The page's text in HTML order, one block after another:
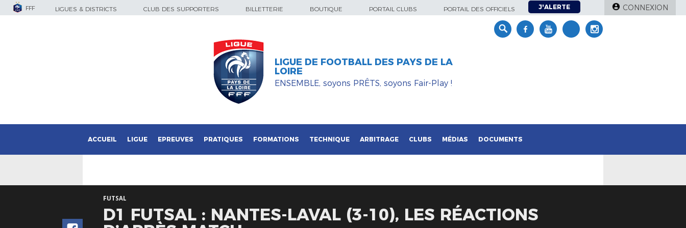
FFF LIGUES & DISTRICTS CLUB DES SUPPORTERS BILLETTERIE BOUTIQUE PORTAIL CLUBS PORTAIL DES OFFICIELS J'ALERTE CONNEXION
LIGUE DE FOOTBALL DES PAYS DE LA
LOIRE
ENSEMBLE, soyons PRÊTS, soyons Fair-Play !
ACCUEIL LIGUE EPREUVES PRATIQUES FORMATIONS TECHNIQUE ARBITRAGE CLUBS MÉDIAS DOCUMENTS
FUTSAL
D1 FUTSAL : NANTES-LAVAL (3-10), LES RÉACTIONS